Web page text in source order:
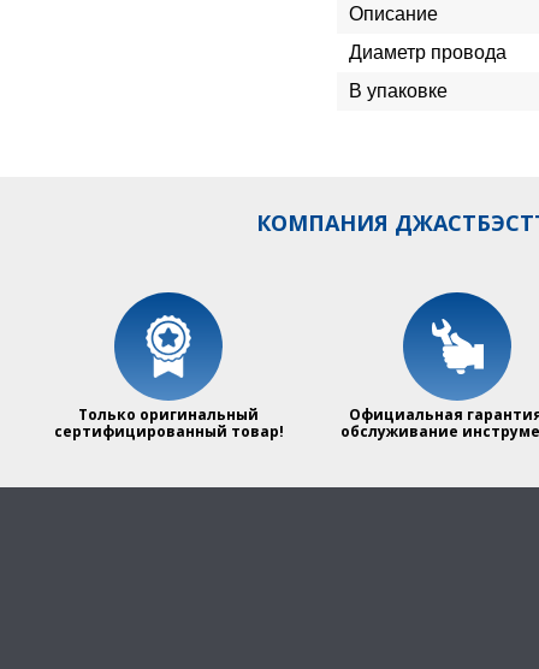
Описание
Диаметр провода
В упаковке
КОМПАНИЯ
Только оригинальный
сертифицированный товар!
Официальная
обслуживание